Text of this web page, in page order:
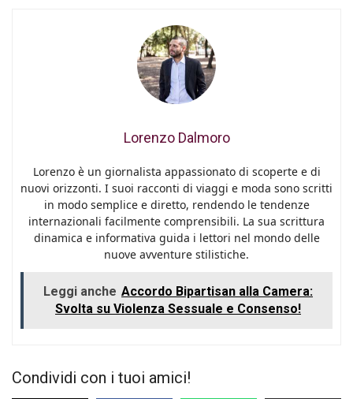
Lorenzo Dalmoro
Lorenzo è un giornalista appassionato di scoperte e di
nuovi orizzonti. I suoi racconti di viaggi e moda sono scritti
in modo semplice e diretto, rendendo le tendenze
internazionali facilmente comprensibili. La sua scrittura
dinamica e informativa guida i lettori nel mondo delle
nuove avventure stilistiche.
Leggi anche Accordo Bipartisan alla Camera:
Svolta su Violenza Sessuale e Consenso!
Condividi con i tuoi amici!